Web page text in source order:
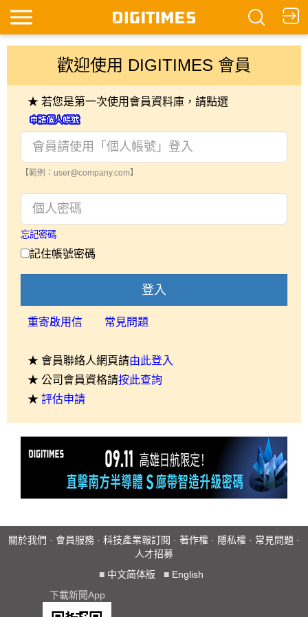
歡迎使用 DIGITIMES 會員
★ 若您是第一次使用會員資料庫，請點選
【範例：user@company.com】
忘記密碼
記住帳號密碼
登入
重寄啟用信 常見問題
★ 會員聯絡人網頁請由此登入
★ 公司會員資格請按此查詢
★ 評估申請
關於我們 · 會員服務 · 科技產業報訂閱 · 著作權 · 隱私權 · 常見問題 ·
人才招募
■ 中文简体版 ■ English
下載新聞App